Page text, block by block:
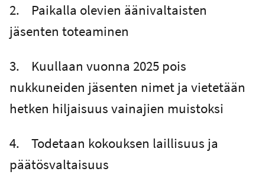
2. Paikalla olevien äänivaltaisten
jäsenten toteaminen
3. Kuullaan vuonna 2025 pois
nukkuneiden jäsenten nimet ja vietetään
hetken hiljaisuus vainajien muistoksi
4. Todetaan kokouksen laillisuus ja
päätösvaltaisuus